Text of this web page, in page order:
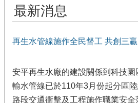
最新消息
再生水管線施作全民督工 共創三贏
安平再生水廠的建設關係到科技園
輸水管線已於110年3月份起分區
路段交通衝擊及工程施作職業安